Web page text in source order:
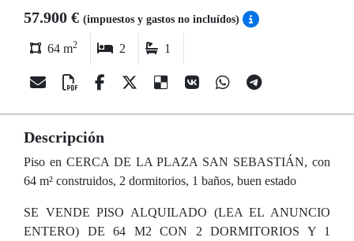
57.900 € (impuestos y gastos no incluídos)
64 m2 2 1
Descripción
Piso en CERCA DE LA PLAZA SAN SEBASTIÁN, con
64 m² construidos, 2 dormitorios, 1 baños, buen estado
SE VENDE PISO ALQUILADO (LEA EL ANUNCIO
ENTERO) DE 64 M2 CON 2 DORMITORIOS Y 1